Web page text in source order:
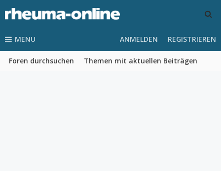
MENU
Foren durchsuchen Themen mit aktuellen Beiträgen
ANMELDEN REGISTRIEREN